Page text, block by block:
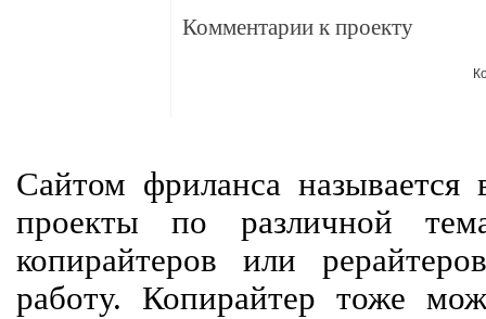
Комментарии к проекту
Сайтом фриланса называется
проекты по различной
копирайтеров или
работу. Копирайтер тоже